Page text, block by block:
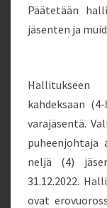
Päätetään
jäsenten ja
Hallitukseen
kahdeksaan
varajäsentä.
puheenjohtaja
neljä (4)
31.12.2022.
ovat